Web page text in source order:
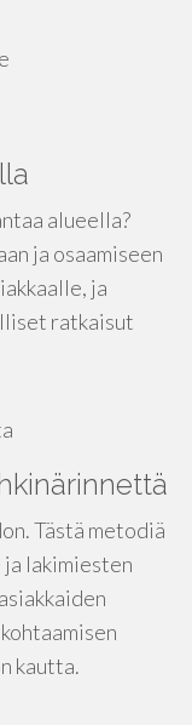
alueella?
ja osaamiseen
ja
ratkaisut
Tästä metodiä
lakimiesten
kautta.